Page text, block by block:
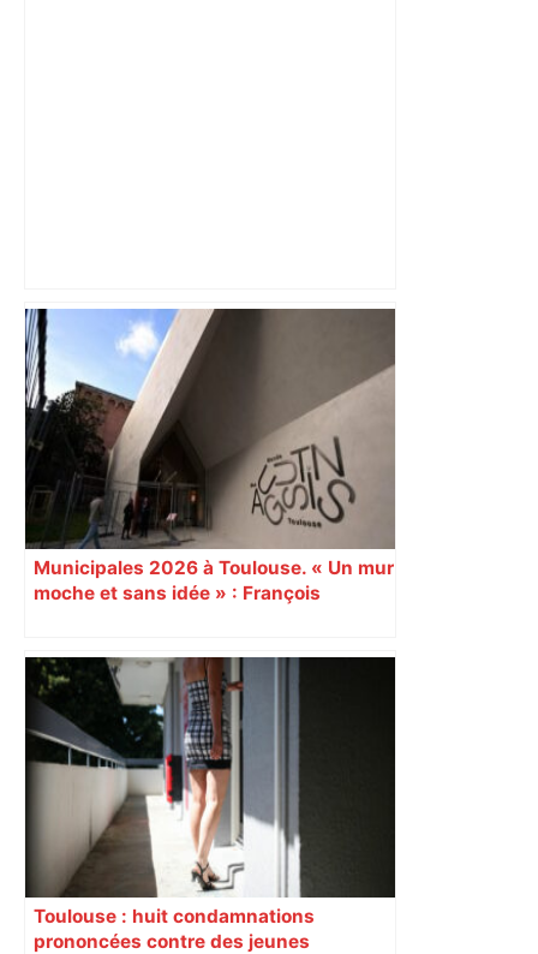
Après la fusion avec la liste PS
Toulouse, le candidat LFI salue "une
dynamique qui nous oblige à la
responsabilité" – Franceinfo
Municipales 2026 à Toulouse. « Un mur
moche et sans idée » : François
Augustins
Toulouse : huit condamnations
prononcées contre des jeunes